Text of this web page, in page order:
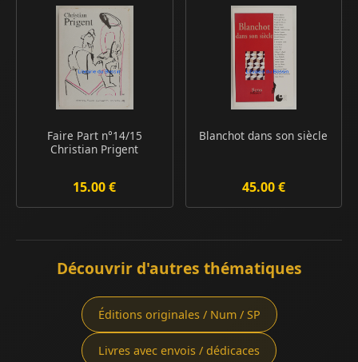
Faire Part n°14/15
Christian Prigent
15.00 €
Blanchot dans son siècle
45.00 €
Découvrir d'autres thématiques
Éditions originales / Num / SP
Livres avec envois / dédicaces